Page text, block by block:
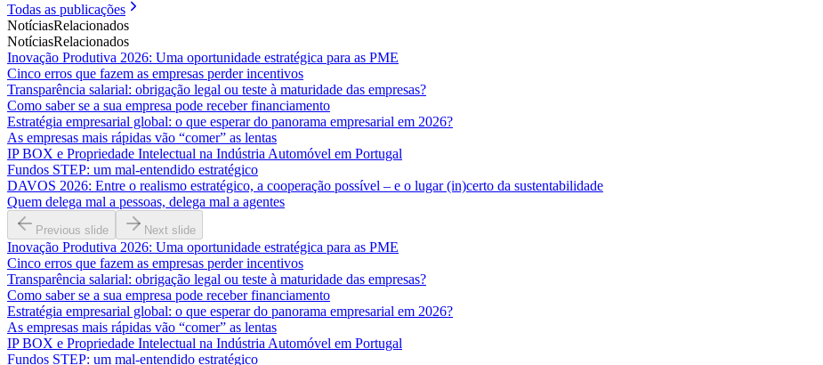
Todas as publicações
NotíciasRelacionados
NotíciasRelacionados
Inovação Produtiva 2026: Uma oportunidade estratégica para as PME
Cinco erros que fazem as empresas perder incentivos
Transparência salarial: obrigação legal ou teste à maturidade das empresas?
Como saber se a sua empresa pode receber financiamento
Estratégia empresarial global: o que esperar do panorama empresarial em 2026?
As empresas mais rápidas vão “comer” as lentas
IP BOX e Propriedade Intelectual na Indústria Automóvel em Portugal
Fundos STEP: um mal-entendido estratégico
DAVOS 2026: Entre o realismo estratégico, a cooperação possível – e o lugar (in)certo da sustentabilidade
Quem delega mal a pessoas, delega mal a agentes
Previous slide Next slide
Inovação Produtiva 2026: Uma oportunidade estratégica para as PME
Cinco erros que fazem as empresas perder incentivos
Transparência salarial: obrigação legal ou teste à maturidade das empresas?
Como saber se a sua empresa pode receber financiamento
Estratégia empresarial global: o que esperar do panorama empresarial em 2026?
As empresas mais rápidas vão “comer” as lentas
IP BOX e Propriedade Intelectual na Indústria Automóvel em Portugal
Fundos STEP: um mal-entendido estratégico